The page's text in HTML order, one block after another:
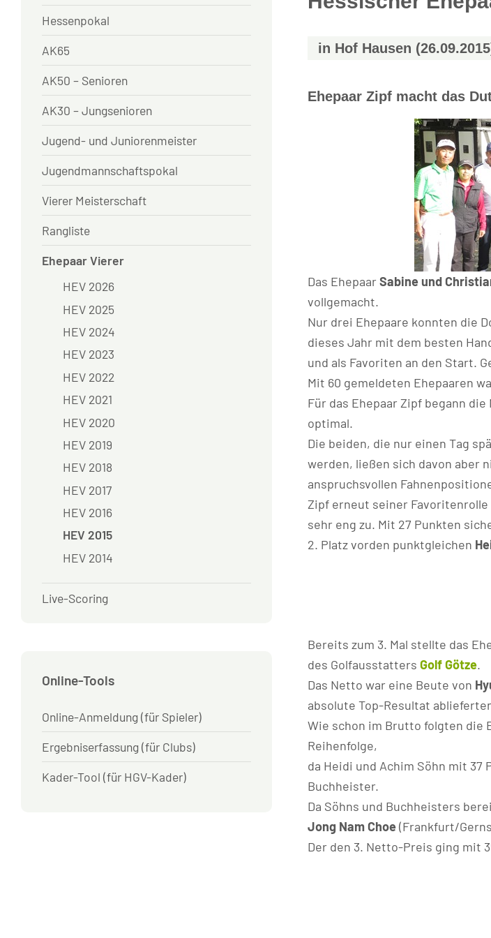
in Hof Hausen
Ehepaar Zipf macht das
Das Ehepaar Sabine und
vollgemacht.
Nur drei Ehepaare konnten die
dieses Jahr mit dem besten
und als Favoriten an den Start.
Mit 60 gemeldeten Ehepaaren
Für das Ehepaar Zipf begann
optimal.
Die beiden, die nur einen Tag
werden, ließen sich davon aber
anspruchsvollen
Zipf erneut seiner
sehr eng zu. Mit 27 Punkten
2. Platz vorden punktgleichen
Bereits zum 3. Mal stellte das
des Golfausstatters Golf Götze.
Das Netto war eine Beute von
absolute Top-Resultat
Wie schon im Brutto folgten die
Reihenfolge,
da Heidi und Achim Söhn mit 37
Buchheister.
Da Söhns und Buchheisters
Jong Nam Choe(Frankfurt/
Der den 3. Netto-Preis ging mit
Hessenpokal
AK65
AK50 – Senioren
AK30 – Jungsenioren
Jugend- und Juniorenmeister
Jugendmannschaftspokal
Vierer Meisterschaft
Rangliste
Ehepaar Vierer
HEV 2026
HEV 2025
HEV 2024
HEV 2023
HEV 2022
HEV 2021
HEV 2020
HEV 2019
HEV 2018
HEV 2017
HEV 2016
HEV 2015
HEV 2014
Live-Scoring
Online-Tools
Online-Anmeldung (für Spieler)
Ergebniserfassung (für Clubs)
Kader-Tool (für HGV-Kader)